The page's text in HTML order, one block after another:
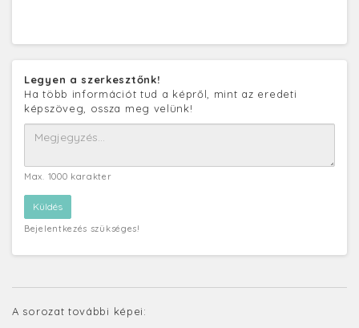
Legyen a szerkesztőnk!
Ha több információt tud a képről, mint az eredeti
képszöveg, ossza meg velünk!
Max. 1000 karakter
Bejelentkezés szükséges!
A sorozat további képei: